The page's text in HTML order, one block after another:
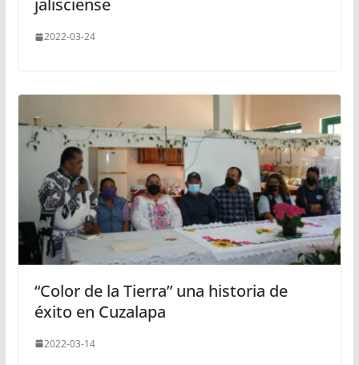
jalisciense
2022-03-24
“Color de la Tierra” una historia de
éxito en Cuzalapa
2022-03-14